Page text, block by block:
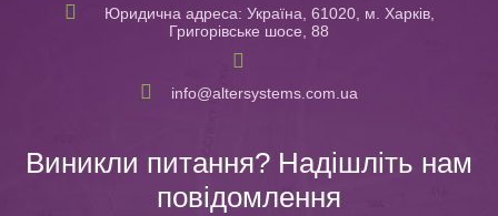
Юридична адреса: Україна, 61020, м. Харків,
Григорівське шосе, 88
info@altersystems.com.ua
Виникли питання? Надішліть нам
повідомлення